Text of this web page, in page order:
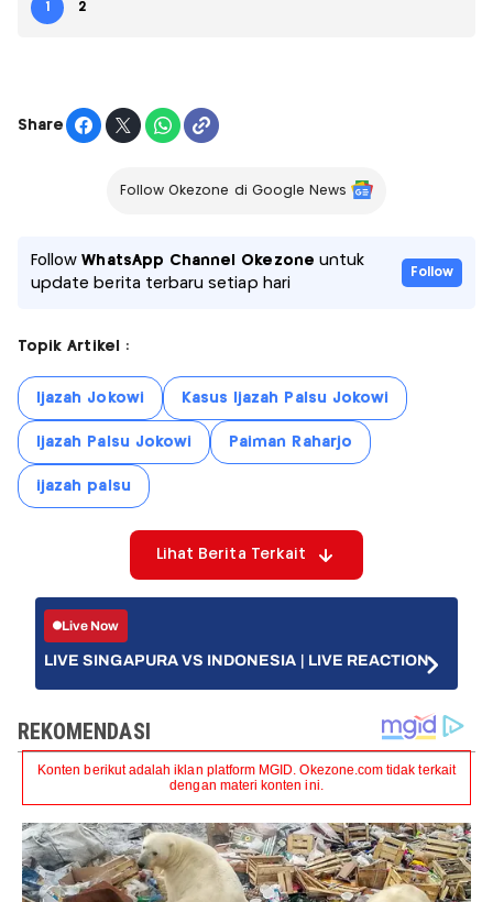
1 2
Share
Follow Okezone di Google News
FollowWhatsApp Channel Okezone untuk
update berita terbaru setiap hari
Follow
Topik Artikel :
Ijazah Jokowi Kasus Ijazah Palsu Jokowi
Ijazah Palsu Jokowi Paiman Raharjo
ijazah palsu
Lihat Berita Terkait
Live Now
LIVE SINGAPURA VS INDONESIA | LIVE REACTION